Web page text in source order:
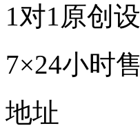
1对1原创
7×24小时
地址